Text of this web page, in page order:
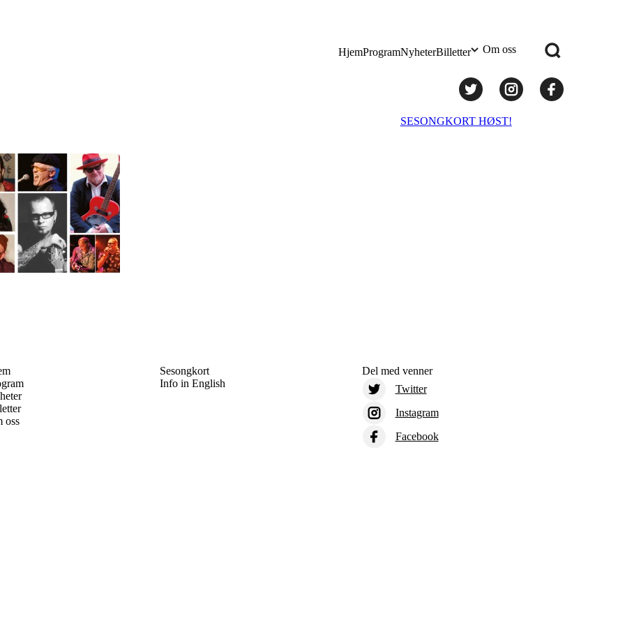
HjemProgramNyheterBilletter Om oss
SESONGKORT HØST!
oss
Sesongkort
Info in English
Del med venner
Twitter
Instagram
Facebook